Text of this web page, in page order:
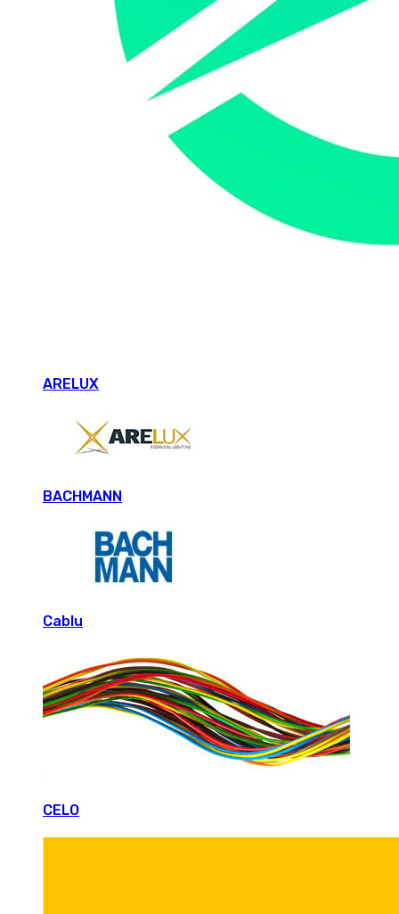
ARELUX
BACHMANN
Cablu
CELO